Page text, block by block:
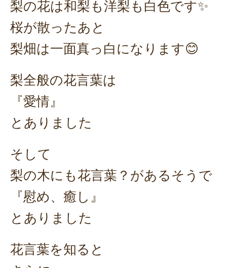
梨の花は和梨も洋梨も白色です✨
桜が散ったあと
梨畑は一面真っ白になります😊
梨全般の花言葉は
『愛情』
とありました
そして
梨の木にも花言葉？があるそうで
『慰め、癒し』
とありました
花言葉を知ると